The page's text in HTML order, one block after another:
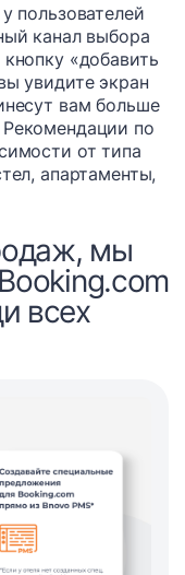
пользователей
канал выбора
«добавить
увидите экран
вам больше
по
от типа
апартаменты,
мы
всех